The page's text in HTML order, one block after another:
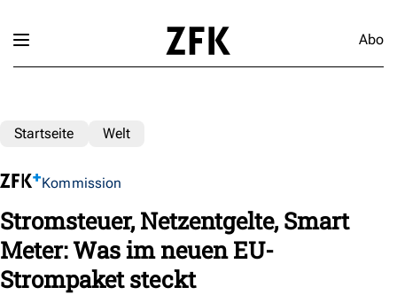
Abo
Startseite Welt
Kommission
Stromsteuer, Netzentgelte, Smart
Meter: Was im neuen EU-
Strompaket steckt